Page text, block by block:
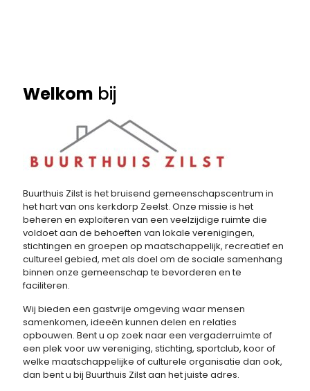
Welkom bij
Buurthuis Zilst is het bruisend gemeenschapscentrum in
het hart van ons kerkdorp Zeelst. Onze missie is het
beheren en exploiteren van een veelzijdige ruimte die
voldoet aan de behoeften van lokale verenigingen,
stichtingen en groepen op maatschappelijk, recreatief en
cultureel gebied, met als doel om de sociale samenhang
binnen onze gemeenschap te bevorderen en te
faciliteren.
Wij bieden een gastvrije omgeving waar mensen
samenkomen, ideeën kunnen delen en relaties
opbouwen. Bent u op zoek naar een vergaderruimte of
een plek voor uw vereniging, stichting, sportclub, koor of
welke maatschappelijke of culturele organisatie dan ook,
dan bent u bij Buurthuis Zilst aan het juiste adres.